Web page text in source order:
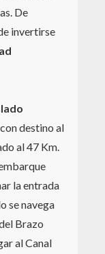
De
invertirse
destino al
al 47 Km.
la entrada
se navega
Brazo
al Canal